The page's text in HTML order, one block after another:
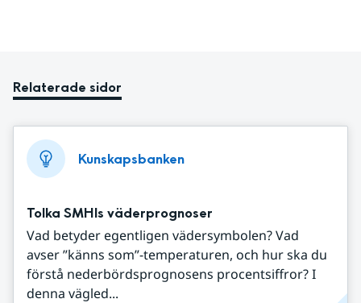
Relaterade sidor
Kunskapsbanken
Tolka SMHIs väderprognoser
Vad betyder egentligen vädersymbolen? Vad
avser ”känns som”-temperaturen, och hur ska du
förstå nederbördsprognosens procentsiffror? I
denna vägled...